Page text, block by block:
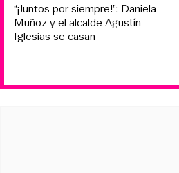
“¡Juntos por siempre!”: Daniela
Muñoz y el alcalde Agustín
Iglesias se casan